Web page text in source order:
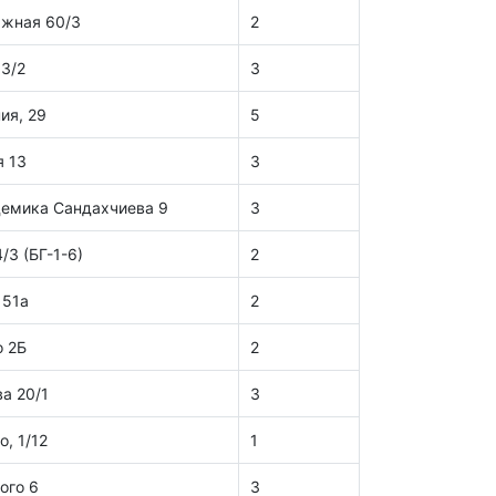
60/3 2
2 3
29 5
13 3
Сандахчиева 9 3
3 (БГ-1-6) 2
2
2Б 2
20/1 3
1/12 1
6 3